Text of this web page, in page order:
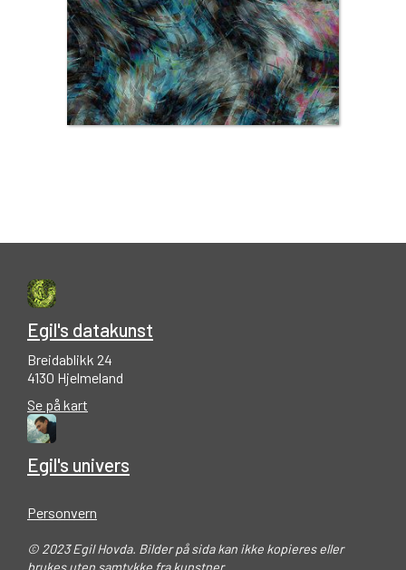
Egil's datakunst
Breidablikk 24
4130 Hjelmeland
Se på kart
Egil's univers
Personvern
© 2023 Egil Hovda. Bilder på sida kan ikke kopieres eller